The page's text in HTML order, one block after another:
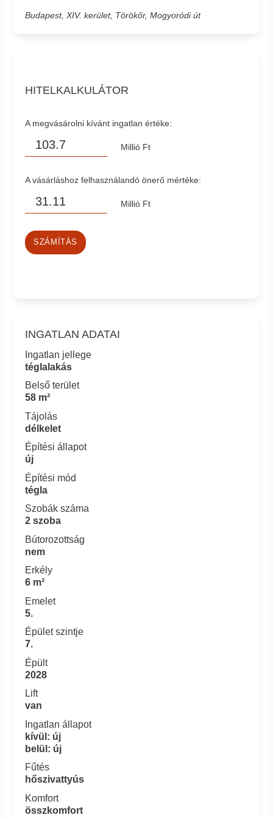
Budapest, XIV. kerület, Törökőr, Mogyoródi út
HITELKALKULÁTOR
A megvásárolni kívánt ingatlan értéke:
Millió Ft
A vásárláshoz felhasználandó önerő mértéke:
Millió Ft
SZÁMÍTÁS
INGATLAN ADATAI
Ingatlan jellege
téglalakás
Belső terület
58 m²
Tájolás
délkelet
Építési állapot
új
Építési mód
tégla
Szobák száma
2 szoba
Bútorozottság
nem
Erkély
6 m²
Emelet
5.
Épület szintje
7.
Épült
2028
Lift
van
Ingatlan állapot
kívül: új
belül: új
Fűtés
hőszivattyús
Komfort
összkomfort